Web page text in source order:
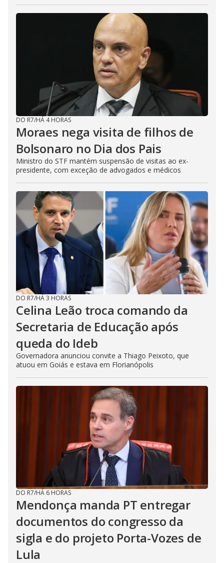
DO R7/HÁ 4 HORAS
Moraes nega visita de filhos de
Bolsonaro no Dia dos Pais
Ministro do STF mantém suspensão de visitas ao ex-
presidente, com exceção de advogados e médicos
DO R7/HÁ 3 HORAS
Celina Leão troca comando da
Secretaria de Educação após
queda do Ideb
Governadora anunciou convite a Thiago Peixoto, que
atuou em Goiás e estava em Florianópolis
DO R7/HÁ 6 HORAS
Mendonça manda PT entregar
documentos do congresso da
sigla e do projeto Porta-Vozes de
Lula